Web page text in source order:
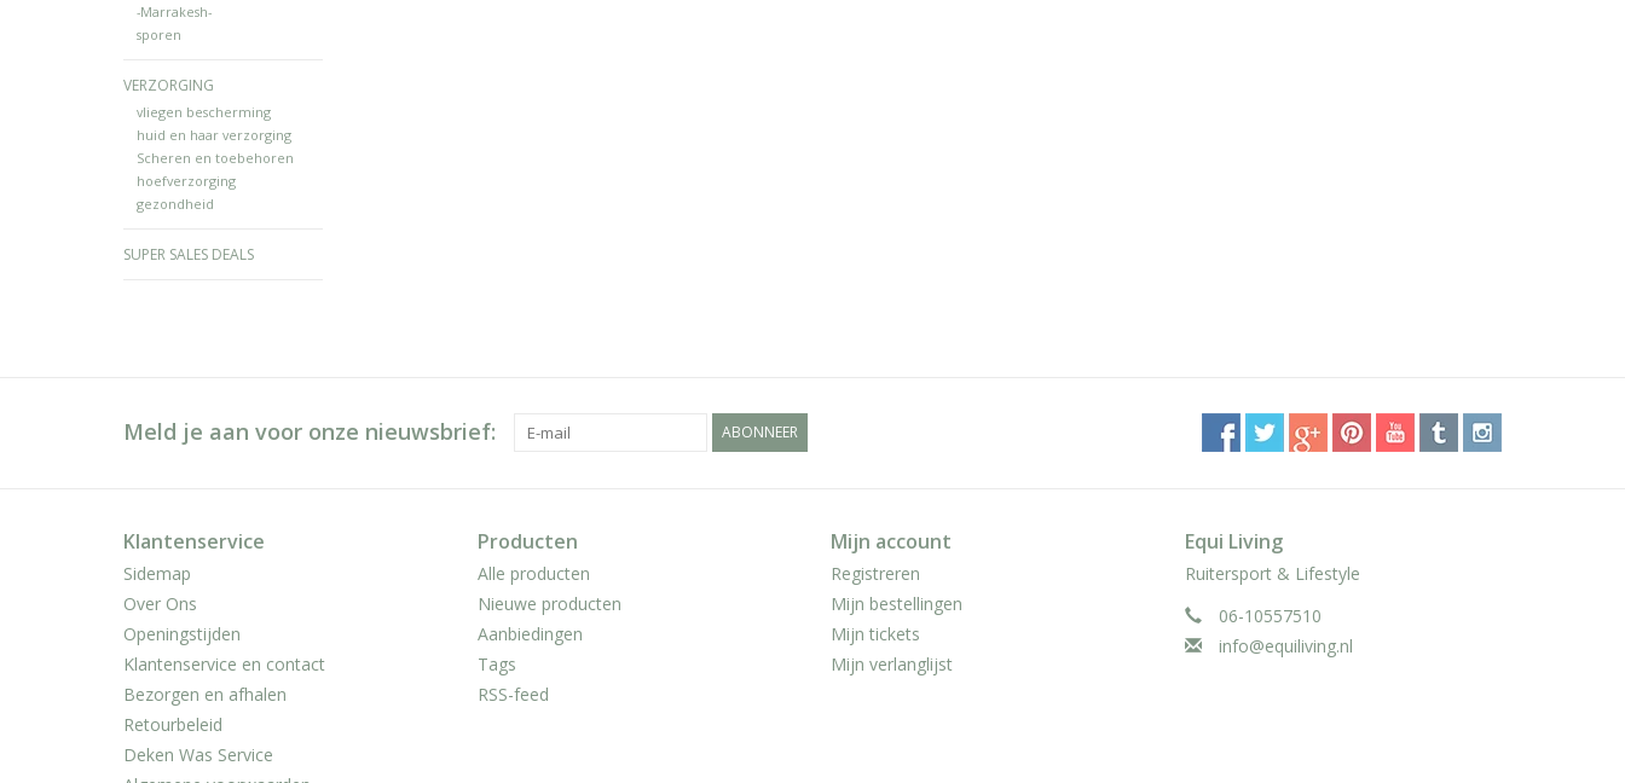
-Marrakesh-
sporen
VERZORGING
vliegen bescherming
huid en haar verzorging
Scheren en toebehoren
hoefverzorging
gezondheid
SUPER SALES DEALS
Meld je aan voor onze nieuwsbrief: ABONNEER
Klantenservice
Sidemap
Over Ons
Openingstijden
Klantenservice en contact
Bezorgen en afhalen
Retourbeleid
Deken Was Service
Producten
Alle producten
Nieuwe producten
Aanbiedingen
Tags
RSS-feed
Mijn account
Registreren
Mijn bestellingen
Mijn tickets
Mijn verlanglijst
Equi Living
Ruitersport & Lifestyle
06-10557510
info@equiliving.nl